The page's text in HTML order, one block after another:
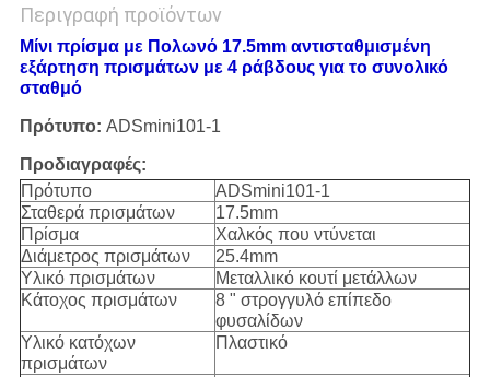
Περιγραφή προϊόντων
Μίνι πρίσμα με Πολωνό 17.5mm αντισταθμισμένη
εξάρτηση πρισμάτων με 4 ράβδους για το συνολικό
σταθμό
Πρότυπο: ADSmini101-1
Προδιαγραφές:
Πρότυπο
ADSmini101-1
Σταθερά πρισμάτων
17.5mm
Πρίσμα
Χαλκός που ντύνεται
Διάμετρος πρισμάτων
25.4mm
Υλικό πρισμάτων
Μεταλλικό κουτί μετάλλων
Κάτοχος πρισμάτων
8 " στρογγυλό επίπεδο
φυσαλίδων
Υλικό κατόχων
πρισμάτων
Πλαστικό